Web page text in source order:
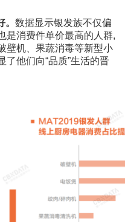
数据显示银发族不仅偏
是消费件单价最高的人群,
壁机、果蔬消毒等新型小
了他们向“品质”生活的晋